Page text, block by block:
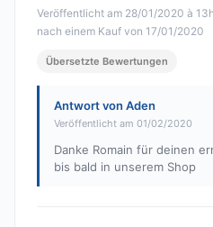
Veröffentlicht am 28/01/2020 à
nach einem Kauf von 17/01/2020
Übersetzte Bewertungen
Antwort von Aden
Veröffentlicht am 01/02/2020
Danke Romain für deinen
bis bald in unserem Shop